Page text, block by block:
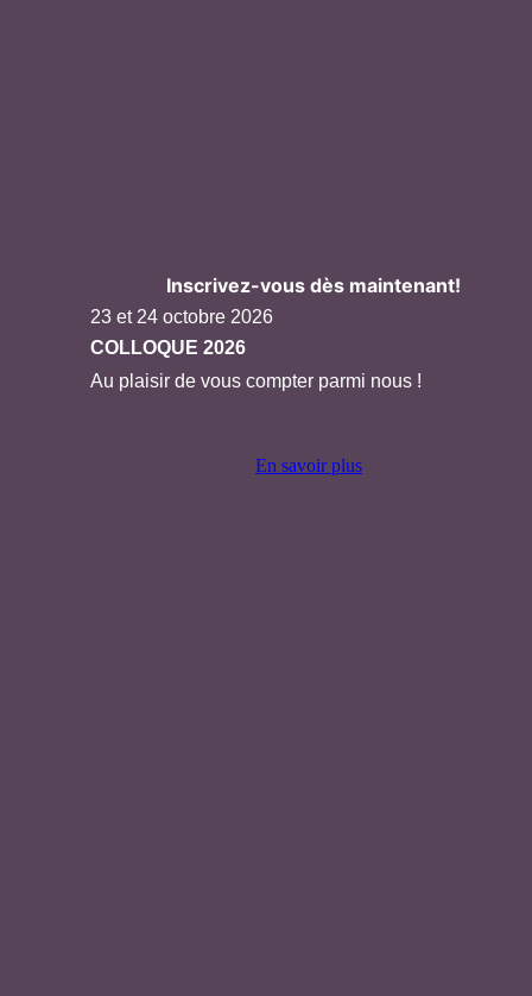
Inscrivez-vous dès maintenant!
23 et 24 octobre 2026
COLLOQUE 2026
Au plaisir de vous compter parmi nous !
En savoir plus